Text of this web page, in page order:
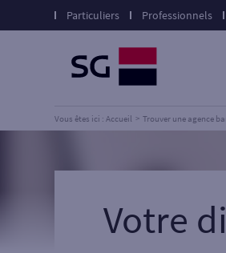
Particuliers Professionnels
Vous êtes ici : Accueil Trouver une agence
Votre